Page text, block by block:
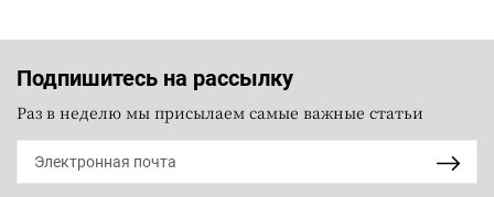
Подпишитесь на рассылку
Раз в неделю мы присылаем самые важные статьи